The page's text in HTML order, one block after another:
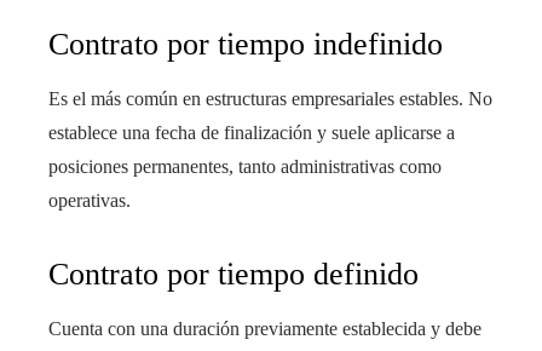
Contrato por tiempo indefinido
Es el más común en estructuras empresariales estables. No
establece una fecha de finalización y suele aplicarse a
posiciones permanentes, tanto administrativas como
operativas.
Contrato por tiempo definido
Cuenta con una duración previamente establecida y debe